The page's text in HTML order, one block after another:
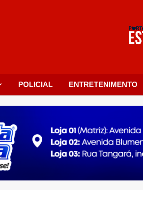
POLICIAL ENTRETENIMENTO